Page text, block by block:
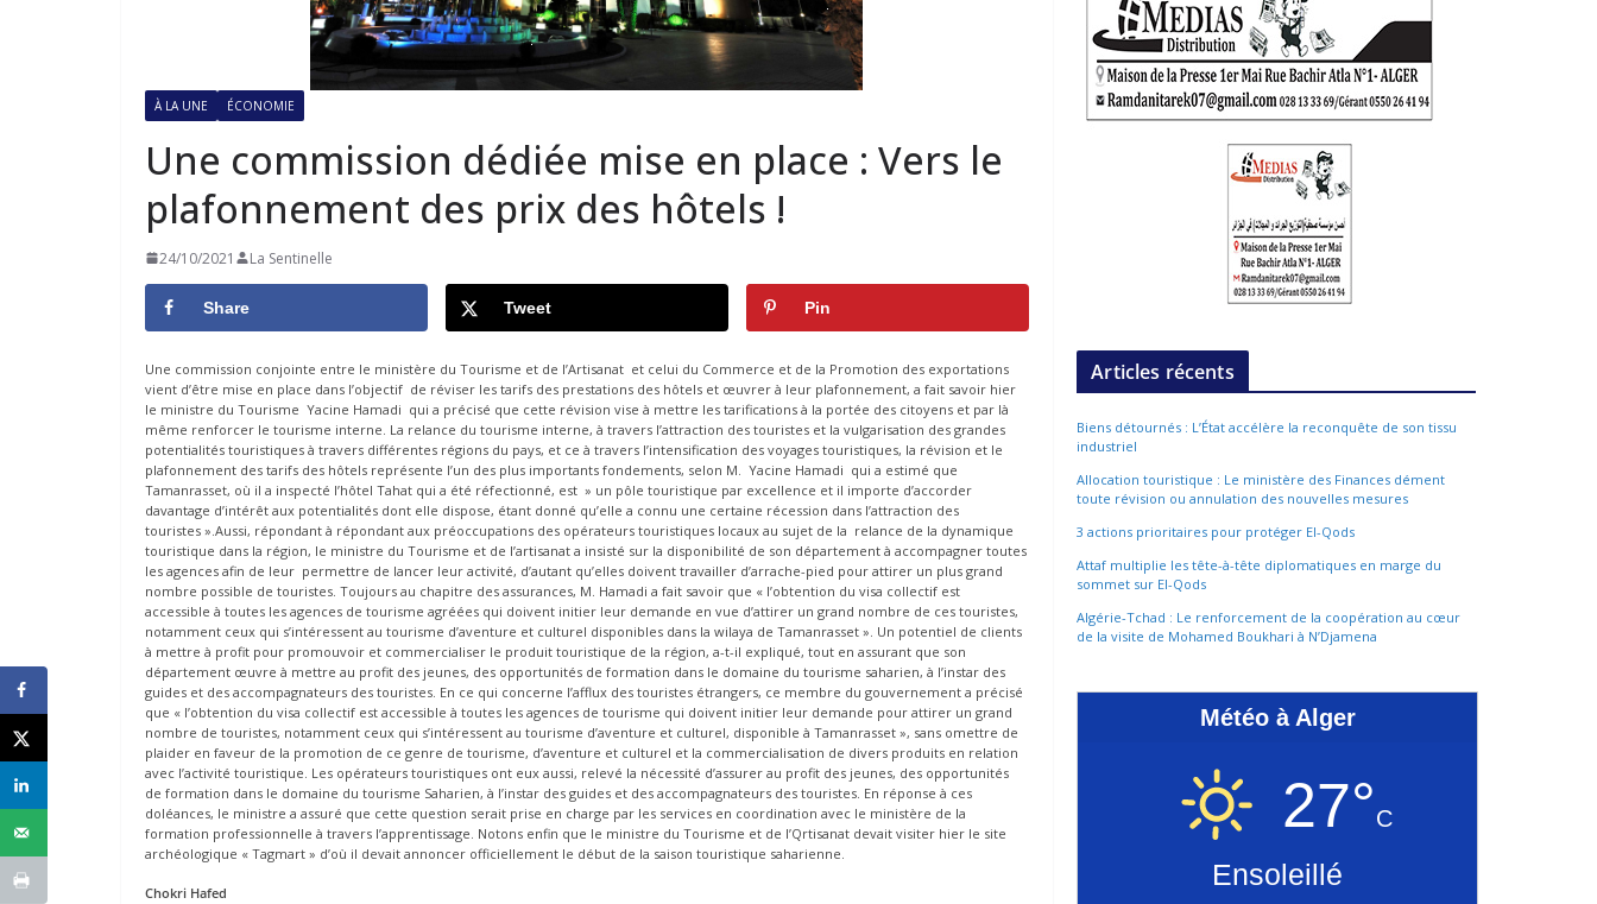
À LA UNE ÉCONOMIE
Une commission dédiée mise en place : Vers le
plafonnement des prix des hôtels !
24/10/2021 La Sentinelle
Share Tweet Pin
Une commission conjointe entre le ministère du Tourisme et de l’Artisanat et celui du Commerce et de la Promotion des exportations
vient d’être mise en place dans l’objectif de réviser les tarifs des prestations des hôtels et œuvrer à leur plafonnement, a fait savoir hier
le ministre du Tourisme Yacine Hamadi qui a précisé que cette révision vise à mettre les tarifications à la portée des citoyens et par là
même renforcer le tourisme interne. La relance du tourisme interne, à travers l’attraction des touristes et la vulgarisation des grandes
potentialités touristiques à travers différentes régions du pays, et ce à travers l’intensification des voyages touristiques, la révision et le
plafonnement des tarifs des hôtels représente l’un des plus importants fondements, selon M. Yacine Hamadi qui a estimé que
Tamanrasset, où il a inspecté l’hôtel Tahat qui a été réfectionné, est » un pôle touristique par excellence et il importe d’accorder
davantage d’intérêt aux potentialités dont elle dispose, étant donné qu’elle a connu une certaine récession dans l’attraction des
touristes ».Aussi, répondant à répondant aux préoccupations des opérateurs touristiques locaux au sujet de la relance de la dynamique
touristique dans la région, le ministre du Tourisme et de l’artisanat a insisté sur la disponibilité de son département à accompagner toutes
les agences afin de leur permettre de lancer leur activité, d’autant qu’elles doivent travailler d’arrache-pied pour attirer un plus grand
nombre possible de touristes. Toujours au chapitre des assurances, M. Hamadi a fait savoir que « l’obtention du visa collectif est
accessible à toutes les agences de tourisme agréées qui doivent initier leur demande en vue d’attirer un grand nombre de ces touristes,
notamment ceux qui s’intéressent au tourisme d’aventure et culturel disponibles dans la wilaya de Tamanrasset ». Un potentiel de clients
à mettre à profit pour promouvoir et commercialiser le produit touristique de la région, a-t-il expliqué, tout en assurant que son
département œuvre à mettre au profit des jeunes, des opportunités de formation dans le domaine du tourisme saharien, à l’instar des
guides et des accompagnateurs des touristes. En ce qui concerne l’afflux des touristes étrangers, ce membre du gouvernement a précisé
que « l’obtention du visa collectif est accessible à toutes les agences de tourisme qui doivent initier leur demande pour attirer un grand
nombre de touristes, notamment ceux qui s’intéressent au tourisme d’aventure et culturel, disponible à Tamanrasset », sans omettre de
plaider en faveur de la promotion de ce genre de tourisme, d’aventure et culturel et la commercialisation de divers produits en relation
avec l’activité touristique. Les opérateurs touristiques ont eux aussi, relevé la nécessité d’assurer au profit des jeunes, des opportunités
de formation dans le domaine du tourisme Saharien, à l’instar des guides et des accompagnateurs des touristes. En réponse à ces
doléances, le ministre a assuré que cette question serait prise en charge par les services en coordination avec le ministère de la
formation professionnelle à travers l’apprentissage. Notons enfin que le ministre du Tourisme et de l’Qrtisanat devait visiter hier le site
archéologique « Tagmart » d’où il devait annoncer officiellement le début de la saison touristique saharienne.
Chokri Hafed
Articles récents
Biens détournés : L’État accélère la reconquête de son tissu
industriel
Allocation touristique : Le ministère des Finances dément
toute révision ou annulation des nouvelles mesures
3 actions prioritaires pour protéger El-Qods
Attaf multiplie les tête-à-tête diplomatiques en marge du
sommet sur El-Qods
Algérie-Tchad : Le renforcement de la coopération au cœur
de la visite de Mohamed Boukhari à N’Djamena
Météo à Alger
27°C
Ensoleillé